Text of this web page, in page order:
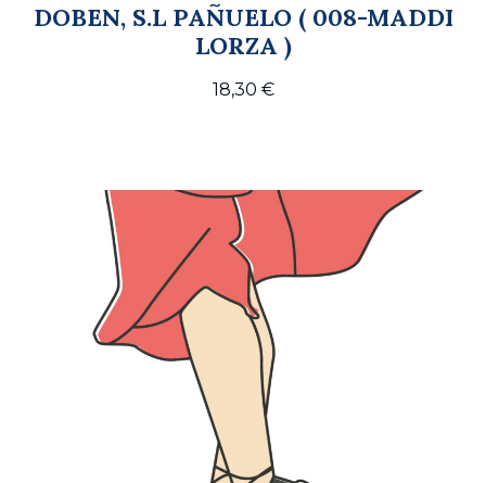
DOBEN, S.L PAÑUELO ( 008-MADDI
LORZA )
18,30 €